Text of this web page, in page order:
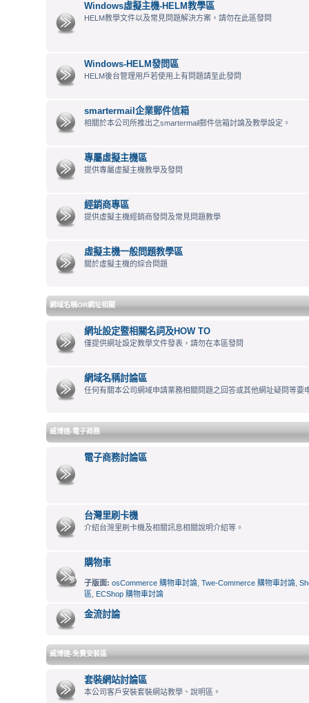
Windows虛擬主機-HELM教學區
HELM教學文件以及常見問題解決方案，請勿在此區發問
Windows-HELM發問區
HELM後台管理用戶若使用上有問題請至此發問
smartermail企業郵件信箱
相關於本公司所推出之smartermail郵件信箱討論及教學設定。
專屬虛擬主機區
提供專屬虛擬主機教學及發問
經銷商專區
提供虛擬主機經銷商發問及常見問題教學
虛擬主機一般問題教學區
關於虛擬主機的綜合問題
網域名稱OR網址相關
網址設定暨相關名詞及HOW TO
僅提供網址設定教學文件發表，請勿在本區發問
網域名稱討論區
任何有關本公司網域申請業務相關問題之回答或其他網址疑問等要
威博達-電子商務
電子商務討論區
台灣里刷卡機
介紹台灣里刷卡機及相關訊息相關說明介紹等。
購物車
子版面: osCommerce 購物車討論 Twe-Commerce 購物車討論
區
ECShop 購物車討論
金流討論
威博達-免費安裝區
套裝網站討論區
本公司客戶安裝套裝網站教學、說明區。